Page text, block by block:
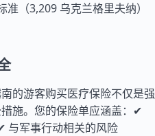
（3,209 乌克兰格里夫纳）
的游客购买医疗保险不仅是强
施。您的保险单应涵盖：✔
与军事行动相关的风险